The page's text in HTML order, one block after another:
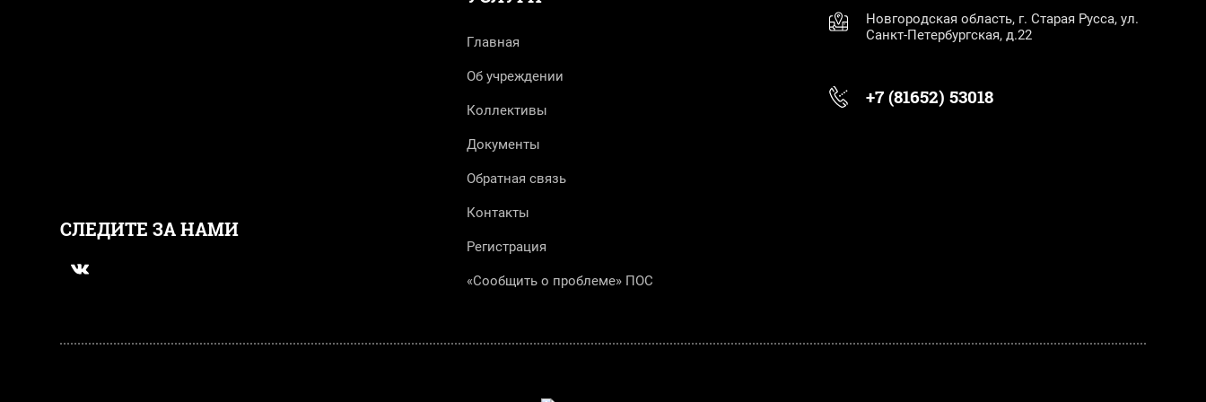
СЛЕДИТЕ ЗА НАМИ
Главная
Об учреждении
Коллективы
Документы
Обратная связь
Контакты
Регистрация
«Сообщить о проблеме» ПОС
Новгородская область, г. Старая Русса, ул.
Санкт-Петербургская, д.22
+7 (81652) 53018